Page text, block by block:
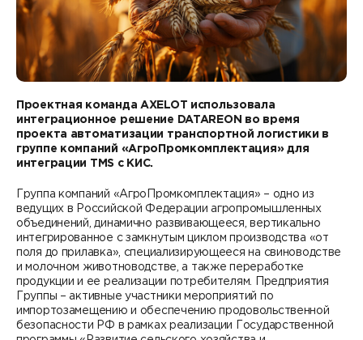
Контакты
Клиенты и проекты
DATAREON ESB
Новости
Анонсы мероприятий
СМИ о нас
Услуги
Образовательный марафон: ваш рывок к новым
знаниям
Учебные курсы DATAREON
Техническая поддержка
Сертификация
Старт с Вендором
Партнеры
Партнерство с DATAREON
Партнеры DATAREON
Центр экспертизы
Документация
Книги DATAREON
Вебинары
Проектная команда AXELOT использовала
интеграционное решение
DATAREON во время
проекта автоматизации транспортной логистики в
группе компаний «АгроПромкомплектация» для
интеграции TMS с КИС.
Группа компаний «АгроПромкомплектация» – одно из
ведущих в Российской Федерации агропромышленных
объединений, динамично развивающееся, вертикально
интегрированное с замкнутым циклом производства «от
поля до прилавка», специализирующееся на свиноводстве
и молочном животноводстве, а также переработке
продукции и ее реализации потребителям. Предприятия
Группы – активные участники мероприятий по
импортозамещению и обеспечению продовольственной
безопасности РФ в рамках реализации Государственной